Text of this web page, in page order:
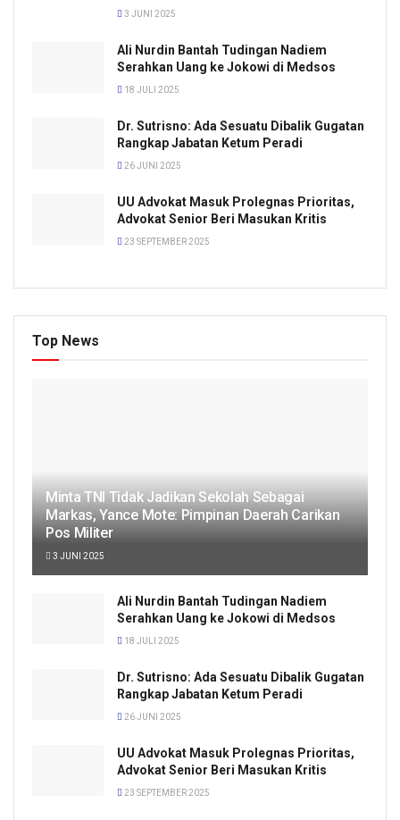
3 JUNI 2025
Ali Nurdin Bantah Tudingan Nadiem
Serahkan Uang ke Jokowi di Medsos
18 JULI 2025
Dr. Sutrisno: Ada Sesuatu Dibalik Gugatan
Rangkap Jabatan Ketum Peradi
26 JUNI 2025
UU Advokat Masuk Prolegnas Prioritas,
Advokat Senior Beri Masukan Kritis
23 SEPTEMBER 2025
Top News
Minta TNI Tidak Jadikan Sekolah Sebagai
Markas, Yance Mote: Pimpinan Daerah Carikan
Pos Militer
3 JUNI 2025
Ali Nurdin Bantah Tudingan Nadiem
Serahkan Uang ke Jokowi di Medsos
18 JULI 2025
Dr. Sutrisno: Ada Sesuatu Dibalik Gugatan
Rangkap Jabatan Ketum Peradi
26 JUNI 2025
UU Advokat Masuk Prolegnas Prioritas,
Advokat Senior Beri Masukan Kritis
23 SEPTEMBER 2025